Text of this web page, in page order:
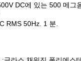
DC에 있는 500 메그
RMS 50Hz. 1 분.